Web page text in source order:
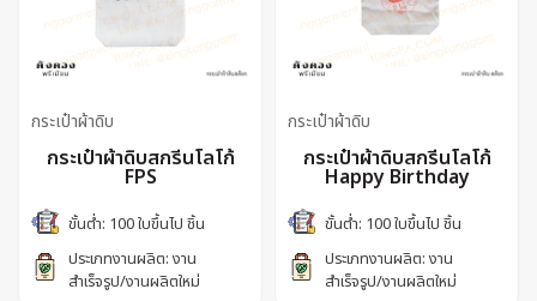
กระเป๋าผ้าดิบ
กระเป๋าผ้าดิบสกรีนโลโก้
FPS
ขั้นต่ำ: 100 ใบขึ้นไป ชิ้น
ประเภทงานผลิต: งาน
สำเร็จรูป/งานผลิตใหม่
กระเป๋าผ้าดิบ
กระเป๋าผ้าดิบสกรีนโลโก้
Happy Birthday
ขั้นต่ำ: 100 ใบขึ้นไป ชิ้น
ประเภทงานผลิต: งาน
สำเร็จรูป/งานผลิตใหม่